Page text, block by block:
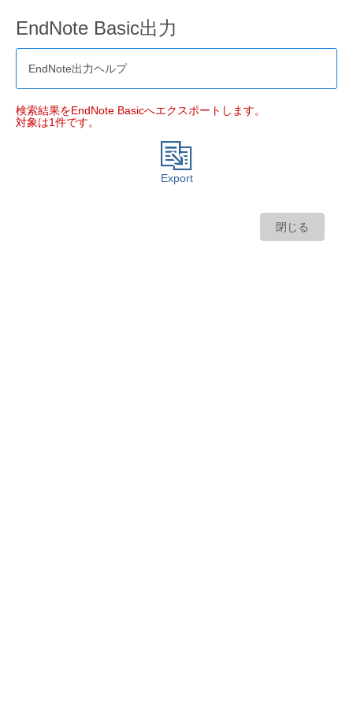
EndNote Basic出力
EndNote出力ヘルプ
検索結果をEndNote Basicへエクスポートします。
対象は1件です。
Export